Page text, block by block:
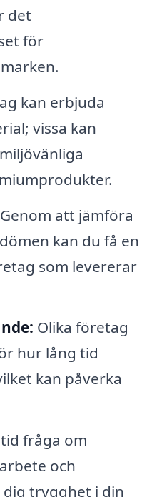
det
för
kan erbjuda
vissa kan
Genom att jämföra
kan du få en
som levererar
Olika företag
hur lång tid
kan påverka
fråga om
och
trygghet i din